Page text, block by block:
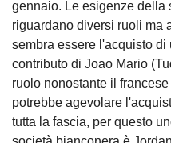
gennaio. Le esigenze della
riguardano diversi ruoli ma
sembra essere l'acquisto
contributo di Joao Mario
ruolo nonostante il
potrebbe agevolare
tutta la fascia, per questo